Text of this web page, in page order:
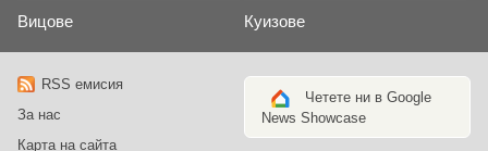
Вицове Куизове
RSS емисия
За нас
Карта на сайта
Четете ни в Google
News Showcase